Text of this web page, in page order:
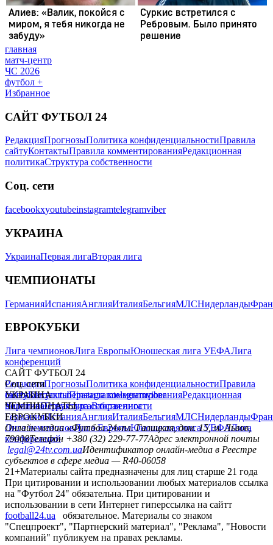
главная
матч-центр
ЧС 2026
футбол +
Избранное
САЙТ ФУТБОЛ 24
РедакцияПрогнозыПолитика конфиденциальностиПравила
сайтуКонтактыПравила комментированияРедакционная
политикаСтруктура собственности
Соц. сети
facebookxyoutubeinstagramtelegramviber
УКРАИНА
УкраинаПервая лигаВторая лига
ЧЕМПИОНАТЫ
ГерманияИспанияАнглияИталияБельгияМЛСНидерланды
ЕВРОКУБКИ
Лига чемпионовЛига ЕвропыЮношеская лига УЕФАЛига
конференций
САЙТ ФУТБОЛ 24
РедакцияПрогнозыПолитика конфиденциальностиПравила
сайтуКонтактыПравила комментированияРедакционная
политикаСтруктура собственности
Соц. сети
facebookxyoutubeinstagramtelegramviber
УКРАИНА
УкраинаПервая лигаВторая лига
ЧЕМПИОНАТЫ
ГерманияИспанияАнглияИталияБельгияМЛСНидерланды
ЕВРОКУБКИ
Лига чемпионовЛига ЕвропыЮношеская лига УЕФАЛига
конференций
Онлайн-медиа «Футбол 24»пл. Галицкая, дом. 15, м. Львов,
79008Телефон +380 (32) 229-77-77Адрес электронной почты
legal@24tv.com.uaИдентификатор онлайн-медиа в Реестре
субъектов в сфере медиа — R40-06058
21+Материалы сайта предназначены для лиц старше 21 года
При цитировании и использовании любых материалов ссылка
на "Футбол 24" обязательна. При цитировании и
использовании в сети Интернет гиперссылка на сайтт
football24.ua
обязательное. Материалы со знаком
"Спецпроект", "Партнерский материал", "Реклама", "Новости
компаний" публикуем на правах рекламы.